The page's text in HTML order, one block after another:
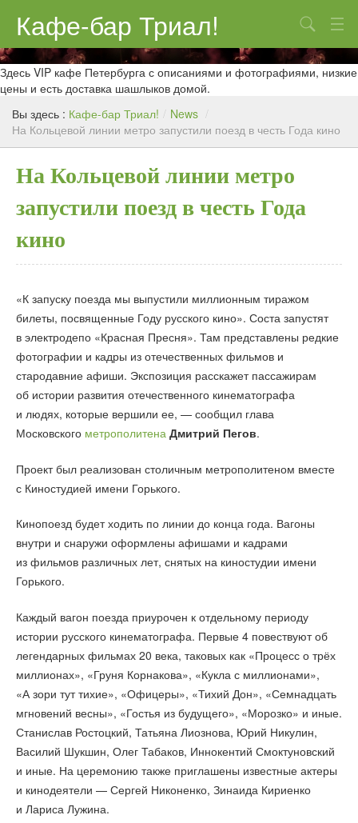
Кафе-бар Триал!
О нас
Меню
Контакты
Поиск
Здесь VIP кафе Петербурга с описаниями и фотографиями, низкие
цены и есть доставка шашлыков домой.
Вы здесь : Кафе-бар Триал! / News /
На Кольцевой линии метро запустили поезд в честь Года кино
На Кольцевой линии метро
запустили поезд в честь Года
кино
«К запуску поезда мы выпустили миллионным тиражом
билеты, посвященные Году русского кино». Соста запустят
в электродепо «Красная Пресня». Там представлены редкие
фотографии и кадры из отечественных фильмов и
стародавние афиши. Экспозиция расскажет пассажирам
об истории развития отечественного кинематографа
и людях, которые вершили ее, — сообщил глава
Московского метрополитена Дмитрий Пегов.
Проект был реализован столичным метрополитеном вместе
с Киностудией имени Горького.
Кинопоезд будет ходить по линии до конца года. Вагоны
внутри и снаружи оформлены афишами и кадрами
из фильмов различных лет, снятых на киностудии имени
Горького.
Каждый вагон поезда приурочен к отдельному периоду
истории русского кинематографа. Первые 4 повествуют об
легендарных фильмах 20 века, таковых как «Процесс о трёх
миллионах», «Груня Корнакова», «Кукла с миллионами»,
«А зори тут тихие», «Офицеры», «Тихий Дон», «Семнадцать
мгновений весны», «Гостья из будущего», «Морозко» и иные.
Станислав Ростоцкий, Татьяна Лиознова, Юрий Никулин,
Василий Шукшин, Олег Табаков, Иннокентий Смоктуновский
и иные. На церемонию также приглашены известные актеры
и кинодеятели — Сергей Никоненко, Зинаида Кириенко
и Лариса Лужина.